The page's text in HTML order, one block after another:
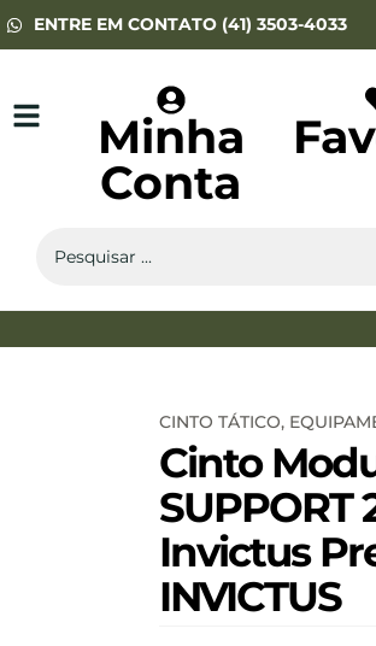
ENTRE EM CONTATO (41) 3503-4033
Minha
Conta
CINTO TÁTICO,
Cinto
SUPPORT
Invictus
INVICTUS